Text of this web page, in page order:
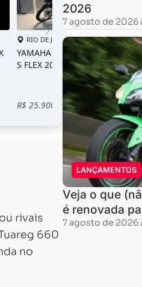
rivais
660
no
2026
7 agosto de 2026
LANÇAMENTOS
Veja o que
é renovada
7 agosto de 2026